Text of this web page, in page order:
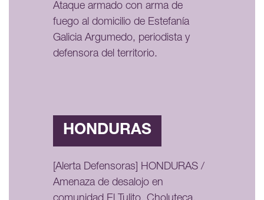
Ataque armado con arma de
fuego al domicilio de Estefanía
Galicia Argumedo, periodista y
defensora del territorio.
HONDURAS
[Alerta Defensoras] HONDURAS /
Amenaza de desalojo en